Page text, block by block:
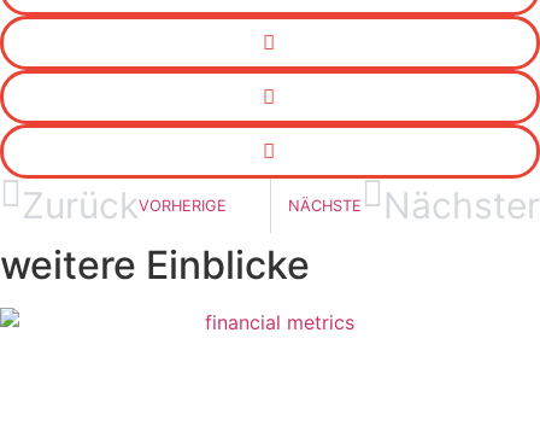
ZurückVORHERIGE NÄCHSTE Nächster
weitere Einblicke